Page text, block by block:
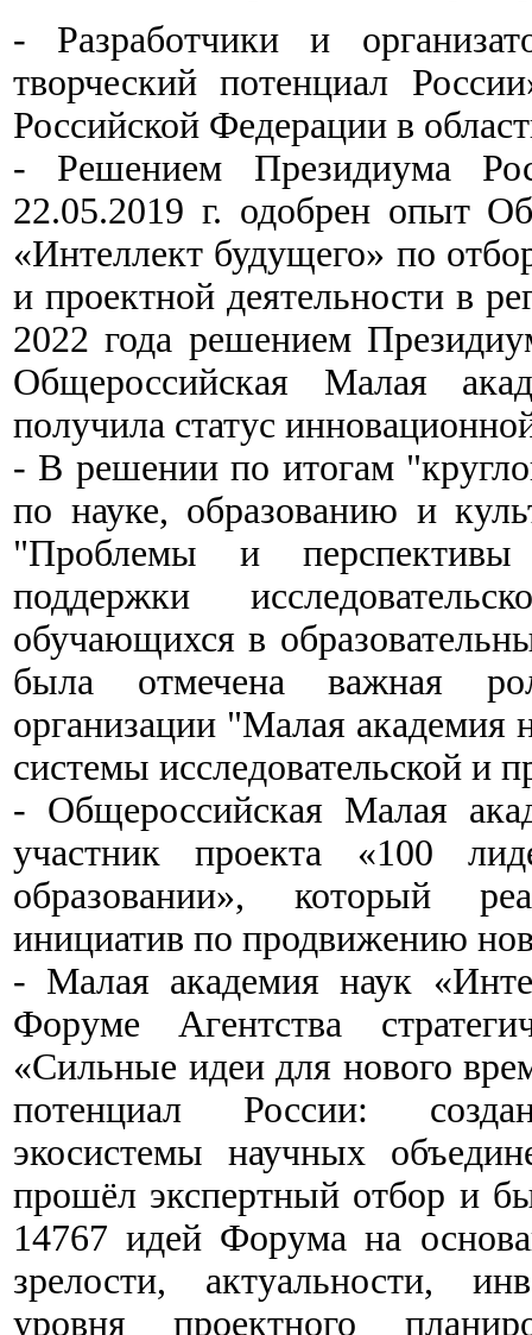
- Разработчики и
творческий потенциал
Российской Федерации в
- Решением Президиума
22.05.2019 г. одобрен опыт
«Интеллект будущего» по
и проектной деятельности в
2022 года решением
Общероссийская Малая
получила статус
- В решении по итогам
по науке, образованию и
"Проблемы и перспективы
поддержки
обучающихся в
была отмечена важная
организации "Малая академия
системы исследовательской и
- Общероссийская Малая
участник проекта «100
образовании», который
инициатив по продвижению
- Малая академия наук
Форуме Агентства
«Сильные идеи для нового
потенциал России:
экосистемы научных
прошёл экспертный отбор и
14767 идей Форума на
зрелости, актуальности,
уровня проектного